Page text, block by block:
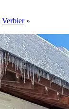
Verbier»